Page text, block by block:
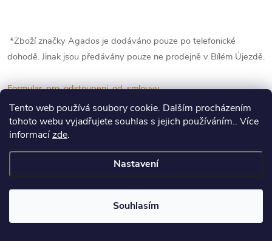
Tento web používá soubory cookie. Dalším procházením
tohoto webu vyjadřujete souhlas s jejich používáním.. Více
informacízde.
Nastavení
Souhlasím
*Zboží značky Agados je dodáváno pouze po telefonické
dohodě. Jinak jsou předávány pouze ne prodejně v Bílém Újezdě.
Formular_pro_odstoupeni_od_smlouvy
Formular_pro_uplatneni_reklamace
Tyto obchodní podmínky nabývají účinnosti dnem 1.1.2019